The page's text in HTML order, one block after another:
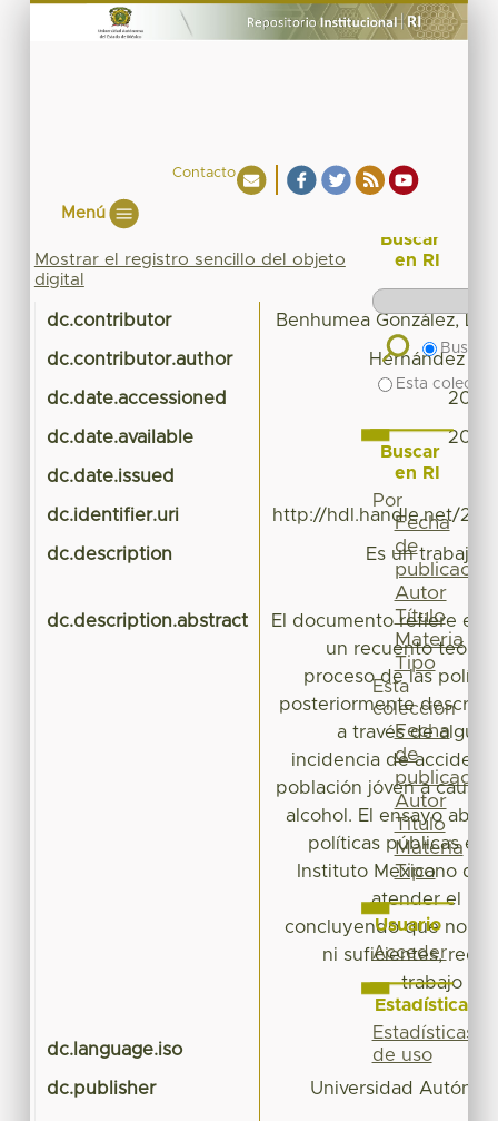
Contacto
Menú
Mostrar el registro sencillo del objeto
digital
dc.contributor Benhumea González,
dc.contributor.author Hernández
dc.date.accessioned
dc.date.available
dc.date.issued
dc.identifier.uri http://hdl.handle.net/
dc.description
Es un trabajo
dc.description.abstract
El documento refiere en
un recuento
proceso de las
posteriormente
a través de
incidencia de
población jóven a causa
alcohol. El ensayo
políticas públicas
Instituto Mexicano de
atender el
concluyendo que no
ni suficientes,
trabajo
dc.language.iso
dc.publisher Universidad
Buscar
en RI
Buscar
Esta
Buscar
en RI
Por
Fecha
de
publicación
Autor
Título
Materia
Tipo
Esta
colección
Fecha
de
publicación
Autor
Título
Materia
Tipo
Usuario
Acceder
Estadísticas
Estadísticas
de uso